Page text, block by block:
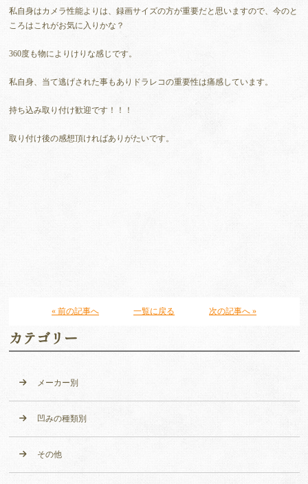
私自身はカメラ性能よりは、録画サイズの方が重要だと思いますので、今のと
ころはこれがお気に入りかな？
360度も物によりけりな感じです。
私自身、当て逃げされた事もありドラレコの重要性は痛感しています。
持ち込み取り付け歓迎です！！！
取り付け後の感想頂ければありがたいです。
« 前の記事へ 一覧に戻る 次の記事へ »
カテゴリー
メーカー別
凹みの種類別
その他